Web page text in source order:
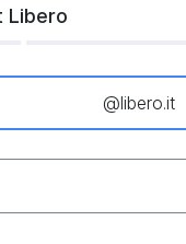
Libero
@libero.it